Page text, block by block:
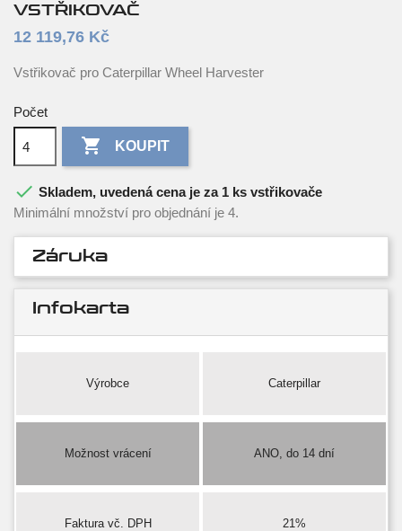
VSTŘIKOVAČ
12 119,76 Kč
Vstřikovač pro Caterpillar Wheel Harvester
Počet
 KOUPIT
 Skladem, uvedená cena je za 1 ks vstřikovače
Minimální množství pro objednání je 4.
Záruka
Infokarta
Výrobce Caterpillar
Možnost vrácení ANO, do 14 dní
Faktura vč. DPH 21%